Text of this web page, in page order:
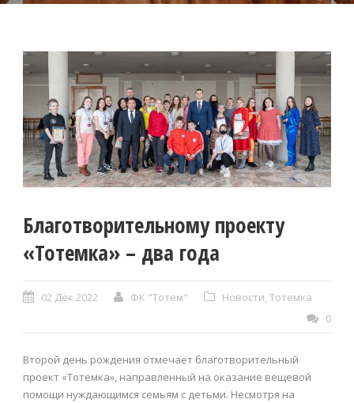
Благотворительному проекту
«Тотемка» – два года
02 Дек 2022 ФК "Тотем" Новости Тотемка
0
Второй день рождения отмечает благотворительный
проект «Тотемка», направленный на оказание вещевой
помощи нуждающимся семьям с детьми. Несмотря на